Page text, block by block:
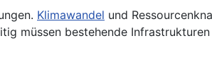
Klimawandel und
müssen bestehende